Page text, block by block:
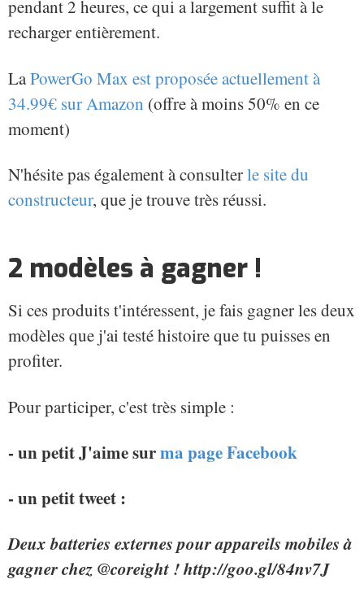
pendant 2 heures, ce qui a largement suffit à le
recharger entièrement.
LaPowerGo Max est proposée actuellement à
34.99€ sur Amazon (offre à moins 50% en ce
moment)
N'hésite pas également à consulterle site du
constructeur, que je trouve très réussi.
2 modèles à gagner !
Si ces produits t'intéressent, je fais gagner les deux
modèles que j'ai testé histoire que tu puisses en
profiter.
Pour participer, c'est très simple :
- un petit J'aime surma page Facebook
- un petit tweet :
Deux batteries externes pour appareils mobiles à
gagner chez @coreight ! http://goo.gl/84nv7J